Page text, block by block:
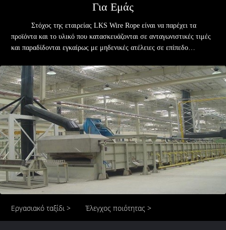
Για Εμάς
προϊόντα και το υλικό που κατασκευάζονται σε ανταγωνιστικές τιμές
και παραδίδονται εγκαίρως με μηδενικές ατέλειες σε επίπεδο
πελατών μας.Καταλαβαίνουμε πλήρως ότι αυτό είναι καλό για τις
επιχειρήσεις.Η επιτυχία του Wire Rope LKS εξαρτάται από τη
δέσμευσή μας για συνεργασία, συνεχή βελτίωση και βελτιωμένους
στόχους επιχειρηματικής απόδοσης. Η LKS έχει την πλούσια
εμπειρία στην κατασκευή, τον σχεδιασμό, την προμήθεια
συρματόσχοινου, το Wire Rope Sling, τα συγκροτήματα
συρματόσχοινων.Έχουμε τα καλώδια με μεγάλη διάμετρο, το
συρματόσχοινο με μεσαία διάμετρο, και τα καλώδια με ελάχιστη
διάμετρο.Η εταιρεία μας μπορεί να κατασκευάσει το συρματόσχοινο
σύμφωνα με τον GB/T20118-2006 (κοινό συρματόσχοινο), τον
GB/T8918-2006 (σημαντικό συρματόσχοινο καλωδίου), τον
GB/T20067-2006 (Big Diameter Wire Rope) κ.λπ. κινεζικά
πρότυπα.Εν τω μεταξύ, μπορούμε να παράγουμε σύμφωνα με τα ISO,
DIN, BS, API, ASTM, JIS και ETC. Τα προϊόντα περιλαμβάνουν
Εργασιακό ταξίδι > Έλεγχος ποιότητας >